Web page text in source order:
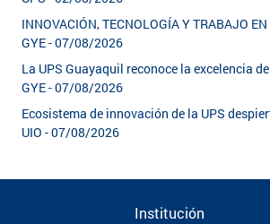
INNOVACIÓN, TECNOLOGÍA Y TRABAJO
GYE - 07/08/2026
La UPS Guayaquil reconoce la excelencia
GYE - 07/08/2026
Ecosistema de innovación de la UPS
UIO - 07/08/2026
Institución